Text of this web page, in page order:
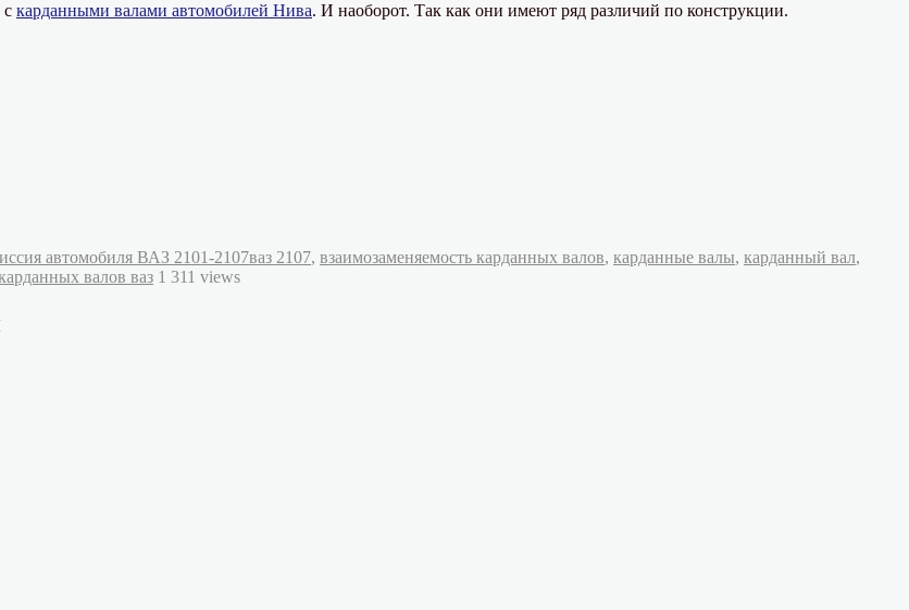
с карданными валами автомобилей Нива. И наоборот. Так как они имеют ряд различий по конструкции.
автомобиля ВАЗ 2101-2107Метки
ваз 2107, взаимозаменяемость карданных валов, карданные валы, карданный вал,
валов ваз 1 311 views